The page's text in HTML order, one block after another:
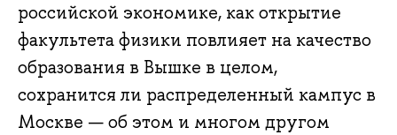
российской экономике, как открытие
факультета физики повлияет на качество
образования в Вышке в целом,
сохранится ли распределенный кампус в
Москве — об этом и многом другом